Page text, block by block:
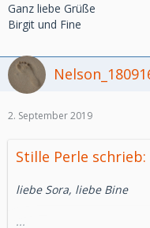
Ganz liebe Grüße
Birgit und Fine
2. September 2019
Stille Perle schrieb:
liebe Sora, liebe Bine
...